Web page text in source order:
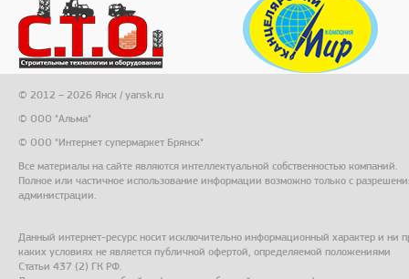
© 2012 – 2026 Янск / yansk.ru
© ООО "Альма"
© ООО "Интернет супермаркет Брянск"
Все материалы на сайте являются интеллектуальной собственностью компаний.
Полное или частичное использование информации возможно только с
администрации.
Данный интернет-ресурс носит исключительно информационный характер и ни
каких условиях не является публичной офертой, определяемой положениями
Статьи 437 (2) ГК РФ.